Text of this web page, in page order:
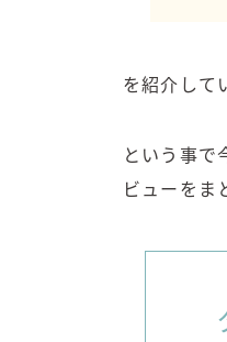
を紹介して
という事で
ビューをま